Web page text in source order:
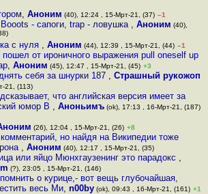
, Аноним (40), 12:24 , 15-Мрт-21, (37) –1
- сапоги, trap - ловушка , Аноним (40),
с нуля , Аноним (44), 12:39 , 15-Мрт-21, (44) –1
от ироничного выражения pull oneself up
, Аноним (45), 12:47 , 15-Мрт-21, (45) +3
себя за шнурки 187 ,Страшный рукожоп
21, (113)
что английская версия имеет за
юмор В ,Аноньимъ (ok), 17:13 , 16-Мрт-21, (187)
(26), 12:04 , 15-Мрт-21, (26) +8
но найдя на Википедии тоже
, Аноним (40), 12:17 , 15-Мрт-21, (35)
или яйцо Мюнхгаузенинг это парадокс ,
(?), 23:05 , 15-Мрт-21, (146)
о курице,- вот вещь глубочайшая,
весь Ми,n00by (ok), 09:43 , 16-Мрт-21, (161) +1